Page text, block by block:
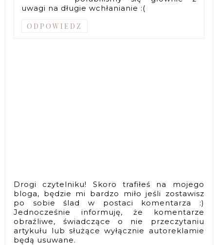
uwagi na długie wchłanianie :(
ODPOWIEDZ
Drogi czytelniku! Skoro trafiłeś na mojego
bloga, będzie mi bardzo miło jeśli zostawisz
po sobie ślad w postaci komentarza :)
Jednocześnie informuję, że komentarze
obraźliwe, świadczące o nie przeczytaniu
artykułu lub służące wyłącznie autoreklamie
będą usuwane.